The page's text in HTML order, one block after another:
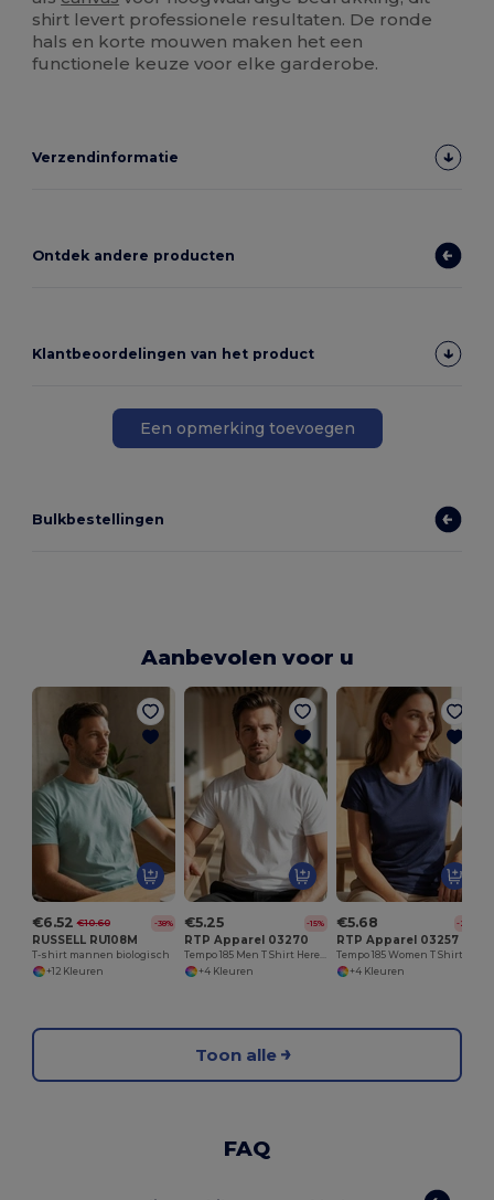
shirt levert professionele resultaten. De ronde
hals en korte mouwen maken het een
functionele keuze voor elke garderobe.
Verzendinformatie
Ontdek andere producten
Klantbeoordelingen van het product
Een opmerking toevoegen
Bulkbestellingen
Aanbevolen voor u
€6.52 €10.60 -38%
RUSSELL RU108M
T-shirt mannen biologisch
+12 Kleuren
€5.25 -15%
RTP Apparel 03270
Tempo 185 Men T Shirt Heren Korte Mouwen
+4 Kleuren
€5.68 -25%
RTP Apparel 03257
+4 Kleuren
Toon alle
FAQ